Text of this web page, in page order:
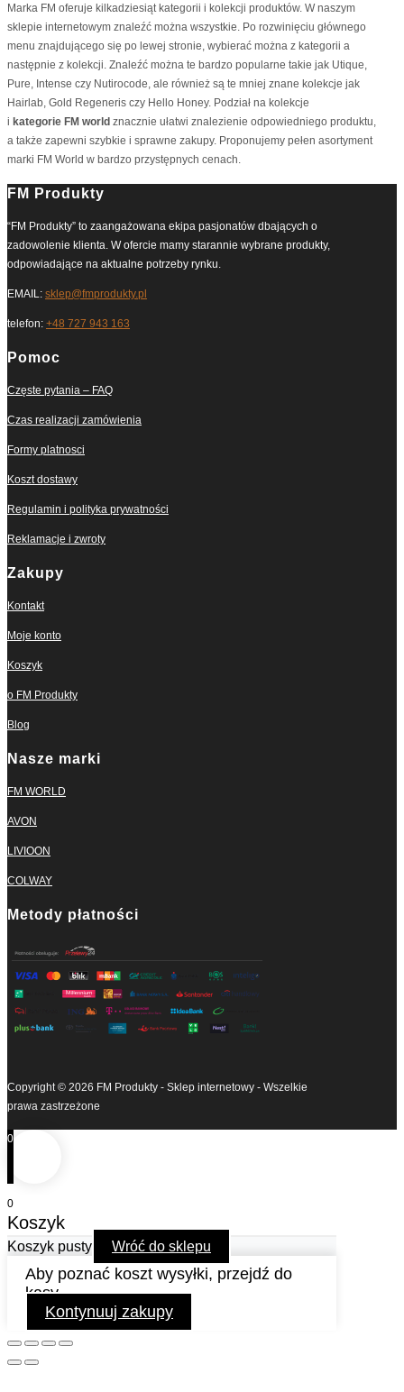
Marka FM oferuje kilkadziesiąt kategorii i kolekcji produktów. W naszym
sklepie internetowym znaleźć można wszystkie. Po rozwinięciu głównego
menu znajdującego się po lewej stronie, wybierać można z kategorii a
następnie z kolekcji. Znaleźć można te bardzo popularne takie jak Utique,
Pure, Intense czy Nutirocode, ale również są te mniej znane kolekcje jak
Hairlab, Gold Regeneris czy Hello Honey. Podział na kolekcje
i kategorie FM world znacznie ułatwi znalezienie odpowiedniego produktu,
a także zapewni szybkie i sprawne zakupy. Proponujemy pełen asortyment
marki FM World w bardzo przystępnych cenach.
FM Produkty
“FM Produkty” to zaangażowana ekipa pasjonatów dbających o
zadowolenie klienta. W ofercie mamy starannie wybrane produkty,
odpowiadające na aktualne potrzeby rynku.
EMAIL: sklep@fmprodukty.pl
telefon: +48 727 943 163
Pomoc
Częste pytania – FAQ
Czas realizacji zamówienia
Formy platnosci
Koszt dostawy
Regulamin i polityka prywatności
Reklamacje i zwroty
Zakupy
Kontakt
Moje konto
Koszyk
o FM Produkty
Blog
Nasze marki
FM WORLD
AVON
LIVIOON
COLWAY
Metody płatności
Copyright © 2026 FM Produkty - Sklep internetowy - Wszelkie
prawa zastrzeżone
0
0
Koszyk
Koszyk pusty Wróć do sklepu
Aby poznać koszt wysyłki, przejdź do
kasy.
Kontynuuj zakupy